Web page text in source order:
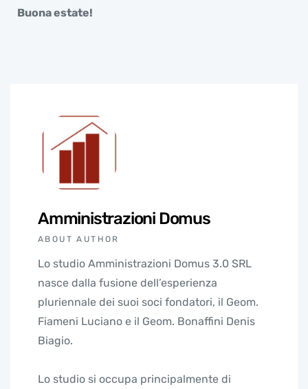
Buona estate!
Amministrazioni Domus
ABOUT AUTHOR
Lo studio Amministrazioni Domus 3.0 SRL
nasce dalla fusione dell’esperienza
pluriennale dei suoi soci fondatori, il Geom.
Fiameni Luciano e il Geom. Bonaffini Denis
Biagio.
Lo studio si occupa principalmente di